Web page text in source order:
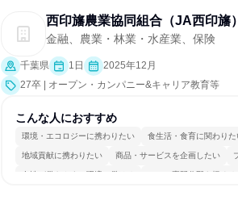
西印旛農業協同組合（JA西印旛）
金融、農業・林業・水産業、保険
千葉県 1日
2025年12月
27卒 | オープン・カンパニー&キャリア教育等
こんな人におすすめ
環境・エコロジーに携わりたい 食生活・食育に関わりた
地域貢献に携わりたい 商品・サービスを企画したい
女性が働きやすい環境で働ける 一つの専門分野を極める